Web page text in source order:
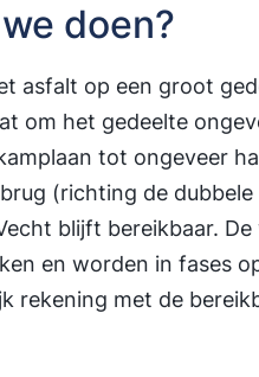
doen?
asfalt op een groot
om het gedeelte
tot ongeveer
(richting de
blijft bereikbaar.
en worden in fases
rekening met de